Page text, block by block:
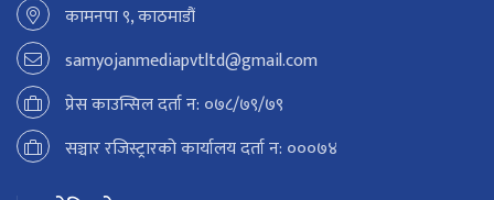
कामनपा ९, काठमाडौं
samyojanmediapvtltd@gmail.com
प्रेस काउन्सिल दर्ता न: ०७८/७९/७९
सञ्चार रजिस्ट्रारको कार्यालय दर्ता न: ०००७४